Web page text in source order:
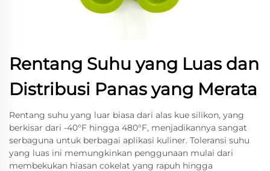
Rentang Suhu yang Luas dan
Distribusi Panas yang Merata
Rentang suhu yang luar biasa dari alas kue silikon, yang
berkisar dari -40°F hingga 480°F, menjadikannya sangat
serbaguna untuk berbagai aplikasi kuliner. Toleransi suhu
yang luas ini memungkinkan penggunaan mulai dari
membekukan hiasan cokelat yang rapuh hingga